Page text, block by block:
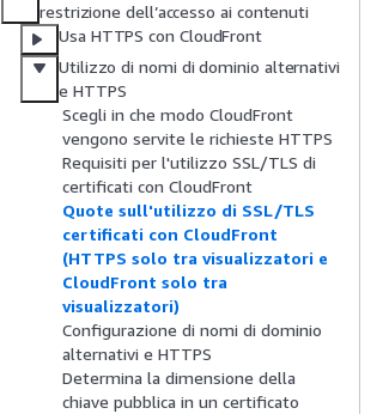
restrizione dell’accesso ai contenuti
Usa HTTPS con CloudFront
Utilizzo di nomi di dominio alternativi
e HTTPS
Scegli in che modo CloudFront
vengono servite le richieste HTTPS
Requisiti per l'utilizzo SSL/TLS di
certificati con CloudFront
Quote sull'utilizzo di SSL/TLS
certificati con CloudFront
(HTTPS solo tra visualizzatori e
CloudFront solo tra
visualizzatori)
Configurazione di nomi di dominio
alternativi e HTTPS
Determina la dimensione della
chiave pubblica in un certificato